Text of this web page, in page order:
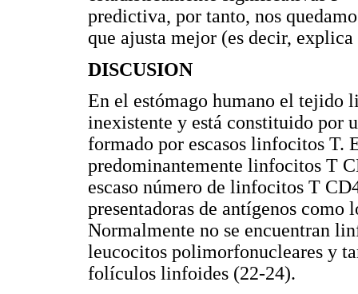
predictiva, por tanto, nos
que ajusta mejor (es decir,
DISCUSION
En el estómago humano el tejido
inexistente y está constituido por
formado por escasos linfocitos T.
predominantemente linfocitos T
escaso número de linfocitos T
presentadoras de antígenos
Normalmente no se encuentran
leucocitos polimorfonucleares y
folículos linfoides (22-24).